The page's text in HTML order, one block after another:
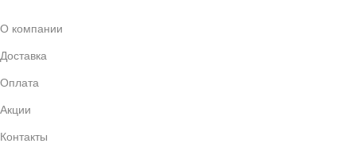
О компании
Доставка
Оплата
Акции
Контакты